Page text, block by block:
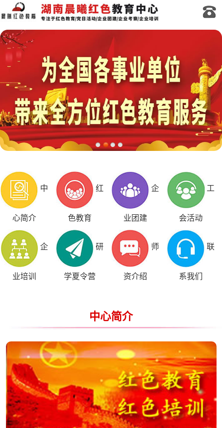
中
心简介
红
色教育
企
业团建
工
会活动
企
业培训
研
学夏令营
师
资介绍
联
系我们
中心简介